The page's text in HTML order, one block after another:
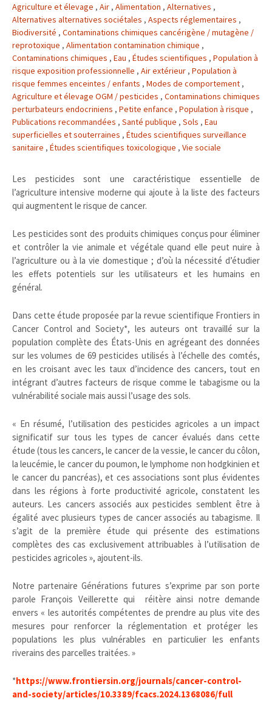
Agriculture et élevage , Air , Alimentation , Alternatives ,
Alternatives alternatives sociétales , Aspects réglementaires ,
Biodiversité , Contaminations chimiques cancérigène / mutagène /
reprotoxique , Alimentation contamination chimique ,
Contaminations chimiques , Eau , Études scientifiques , Population à
risque exposition professionnelle , Air extérieur , Population à
risque femmes enceintes / enfants , Modes de comportement ,
Agriculture et élevage OGM / pesticides , Contaminations chimiques
perturbateurs endocriniens , Petite enfance , Population à risque ,
Publications recommandées , Santé publique , Sols , Eau
superficielles et souterraines , Études scientifiques surveillance
sanitaire , Études scientifiques toxicologique , Vie sociale
Les pesticides sont une caractéristique essentielle de
l’agriculture intensive moderne qui ajoute à la liste des facteurs
qui augmentent le risque de cancer.
Les pesticides sont des produits chimiques conçus pour éliminer
et contrôler la vie animale et végétale quand elle peut nuire à
l’agriculture ou à la vie domestique ; d’où la nécessité d’étudier
les effets potentiels sur les utilisateurs et les humains en
général.
Dans cette étude proposée par la revue scientifique Frontiers in
Cancer Control and Society*, les auteurs ont travaillé sur la
population complète des États-Unis en agrégeant des données
sur les volumes de 69 pesticides utilisés à l’échelle des comtés,
en les croisant avec les taux d’incidence des cancers, tout en
intégrant d’autres facteurs de risque comme le tabagisme ou la
vulnérabilité sociale mais aussi l’usage des sols.
« En résumé, l’utilisation des pesticides agricoles a un impact
significatif sur tous les types de cancer évalués dans cette
étude (tous les cancers, le cancer de la vessie, le cancer du côlon,
la leucémie, le cancer du poumon, le lymphome non hodgkinien et
le cancer du pancréas), et ces associations sont plus évidentes
dans les régions à forte productivité agricole, constatent les
auteurs. Les cancers associés aux pesticides semblent être à
égalité avec plusieurs types de cancer associés au tabagisme. Il
s’agit de la première étude qui présente des estimations
complètes des cas exclusivement attribuables à l’utilisation de
pesticides agricoles », ajoutent-ils.
Notre partenaire Générations futures s’exprime par son porte
parole François Veillerette qui réitère ainsi notre demande
envers « les autorités compétentes de prendre au plus vite des
mesures pour renforcer la réglementation et protéger les
populations les plus vulnérables en particulier les enfants
riverains des parcelles traitées. »
*https://www.frontiersin.org/journals/cancer-control-
and-society/articles/10.3389/fcacs.2024.1368086/full